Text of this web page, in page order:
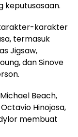
keputusasaan.
karakter
termasuk
Jigsaw,
dan Sinove
Beach,
Hinojosa,
membuat